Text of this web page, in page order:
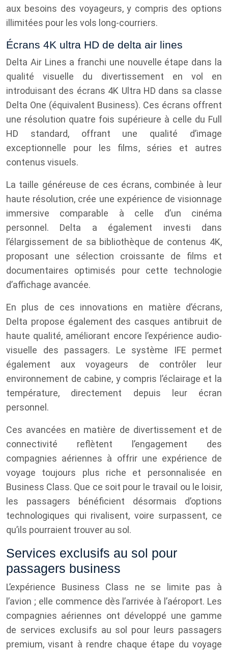
aux besoins des voyageurs, y compris des options
illimitées pour les vols long-courriers.
Écrans 4K ultra HD de delta air lines
Delta Air Lines a franchi une nouvelle étape dans la
qualité visuelle du divertissement en vol en
introduisant des écrans 4K Ultra HD dans sa classe
Delta One (équivalent Business). Ces écrans offrent
une résolution quatre fois supérieure à celle du Full
HD standard, offrant une qualité d’image
exceptionnelle pour les films, séries et autres
contenus visuels.
La taille généreuse de ces écrans, combinée à leur
haute résolution, crée une expérience de visionnage
immersive comparable à celle d’un cinéma
personnel. Delta a également investi dans
l’élargissement de sa bibliothèque de contenus 4K,
proposant une sélection croissante de films et
documentaires optimisés pour cette technologie
d’affichage avancée.
En plus de ces innovations en matière d’écrans,
Delta propose également des casques antibruit de
haute qualité, améliorant encore l’expérience audio-
visuelle des passagers. Le système IFE permet
également aux voyageurs de contrôler leur
environnement de cabine, y compris l’éclairage et la
température, directement depuis leur écran
personnel.
Ces avancées en matière de divertissement et de
connectivité reflètent l’engagement des
compagnies aériennes à offrir une expérience de
voyage toujours plus riche et personnalisée en
Business Class. Que ce soit pour le travail ou le loisir,
les passagers bénéficient désormais d’options
technologiques qui rivalisent, voire surpassent, ce
qu’ils pourraient trouver au sol.
Services exclusifs au sol pour
passagers business
L’expérience Business Class ne se limite pas à
l’avion ; elle commence dès l’arrivée à l’aéroport. Les
compagnies aériennes ont développé une gamme
de services exclusifs au sol pour leurs passagers
premium, visant à rendre chaque étape du voyage